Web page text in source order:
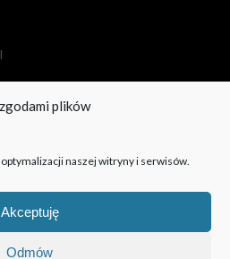
plików
naszej witryny i serwisów.
Akceptuję
Odmów